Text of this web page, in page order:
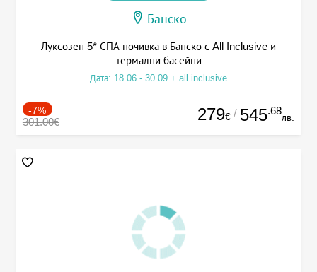
Банско
Луксозен 5* СПА почивка в Банско с All Inclusive и
термални басейни
Дата: 18.06 - 30.09 + all inclusive
-7%
301.00€ 279€ / 545.68
лв.